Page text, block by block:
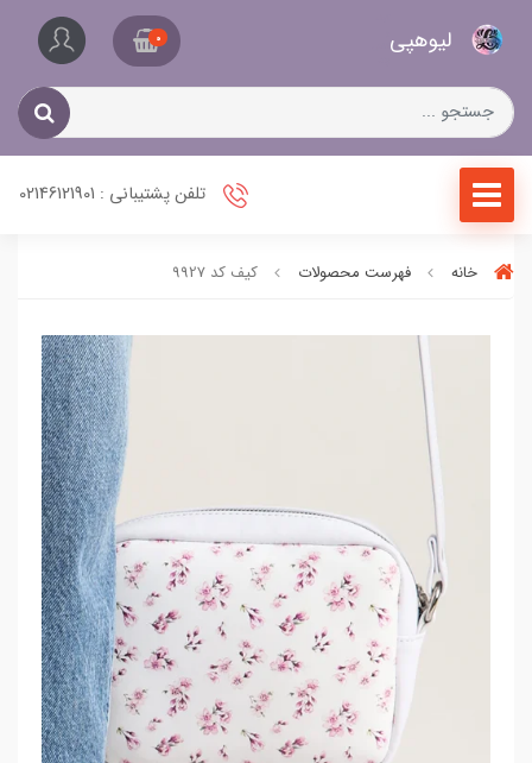
لیو‌هپی 0
تلفن پشتیبانی : 02146121901
خانه فهرست محصولات کیف کد 9927